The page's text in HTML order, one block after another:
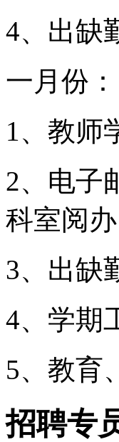
4、出缺
一月份：
1、教师
2、电子
科室阅办
3、出缺
4、学期
5、教育
招聘专